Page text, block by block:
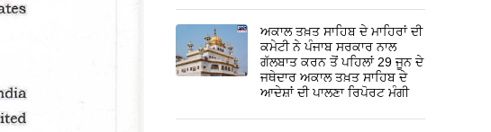
ਅਕਾਲ ਤਖ਼ਤ ਸਾਹਿਬ ਦੇ ਮਾਹਿਰਾਂ ਦੀ
ਕਮੇਟੀ ਨੇ ਪੰਜਾਬ ਸਰਕਾਰ ਨਾਲ
ਗੱਲਬਾਤ ਕਰਨ ਤੋਂ ਪਹਿਲਾਂ 29 ਜੂਨ ਦੇ
ਜਥੇਦਾਰ ਅਕਾਲ ਤਖ਼ਤ ਸਾਹਿਬ ਦੇ
ਆਦੇਸ਼ਾਂ ਦੀ ਪਾਲਣਾ ਰਿਪੋਰਟ ਮੰਗੀ